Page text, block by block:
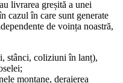
livrarea greșită a unei
cazul în care sunt generate
de voința noastră,
stânci, coliziuni în lanț),
montane, deraierea